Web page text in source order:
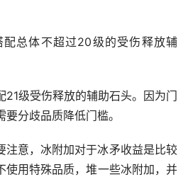
总体不超过20级的受伤释放辅
21级受伤释放的辅助石头。因为门
分歧品质降低门槛。
注意，冰附加对于冰矛收益是比较
使用特殊品质，堆一些冰附加，并